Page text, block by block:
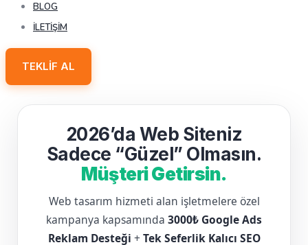
BLOG
İLETIŞIM
TEKLIF AL
2026’da Web Siteniz
Sadece “Güzel” Olmasın.
Müşteri Getirsin.
Web tasarım hizmeti alan işletmelere özel
kampanya kapsamında 3000₺ Google Ads
Reklam Desteği + Tek Seferlik Kalıcı SEO